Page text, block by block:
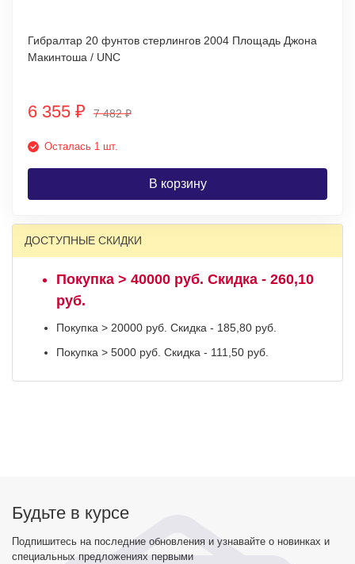
Гибралтар 20 фунтов стерлингов 2004 Площадь Джона
Макинтоша / UNC
6 355 ₽ 7 482₽
Осталась 1 шт.
В корзину
ДОСТУПНЫЕ СКИДКИ
Покупка > 40000 руб. Скидка - 260,10
руб.
Покупка > 20000 руб. Скидка - 185,80 руб.
Покупка > 5000 руб. Скидка - 111,50 руб.
Будьте в курсе
Подпишитесь на последние обновления и узнавайте о новинках и
специальных предложениях первыми